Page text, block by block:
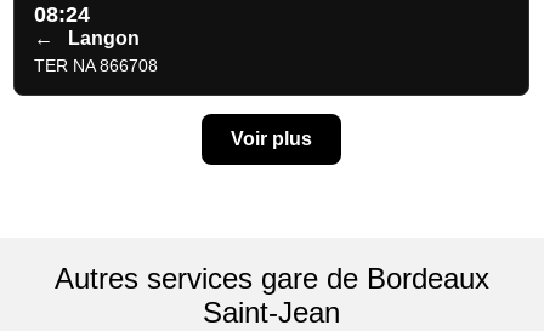
08:24
← Langon
TER NA 866708
Voir plus
Autres services gare de Bordeaux
Saint-Jean